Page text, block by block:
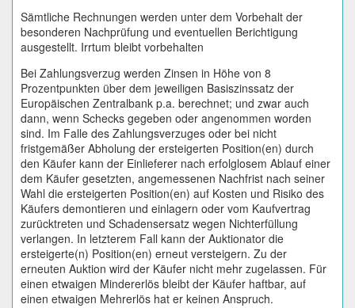
Sämtliche Rechnungen werden unter dem Vorbehalt der
besonderen Nachprüfung und eventuellen Berichtigung
ausgestellt. Irrtum bleibt vorbehalten
Bei Zahlungsverzug werden Zinsen in Höhe von 8
Prozentpunkten über dem jeweiligen Basiszinssatz der
Europäischen Zentralbank p.a. berechnet; und zwar auch
dann, wenn Schecks gegeben oder angenommen worden
sind. Im Falle des Zahlungsverzuges oder bei nicht
fristgemäßer Abholung der ersteigerten Position(en) durch
den Käufer kann der Einlieferer nach erfolglosem Ablauf einer
dem Käufer gesetzten, angemessenen Nachfrist nach seiner
Wahl die ersteigerten Position(en) auf Kosten und Risiko des
Käufers demontieren und einlagern oder vom Kaufvertrag
zurücktreten und Schadensersatz wegen Nichterfüllung
verlangen. In letzterem Fall kann der Auktionator die
ersteigerte(n) Position(en) erneut versteigern. Zu der
erneuten Auktion wird der Käufer nicht mehr zugelassen. Für
einen etwaigen Mindererlös bleibt der Käufer haftbar, auf
einen etwaigen Mehrerlös hat er keinen Anspruch.